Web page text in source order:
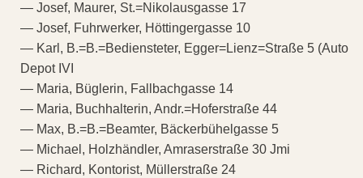
— Josef, Maurer, St.=Nikolausgasse 17
— Josef, Fuhrwerker, Höttingergasse 10
— Karl, B.=B.=Bediensteter, Egger=Lienz=Straße 5 (Auto
Depot IVI
— Maria, Büglerin, Fallbachgasse 14
— Maria, Buchhalterin, Andr.=Hoferstraße 44
— Max, B.=B.=Beamter, Bäckerbühelgasse 5
— Michael, Holzhändler, Amraserstraße 30 Jmi
— Richard, Kontorist, Müllerstraße 24